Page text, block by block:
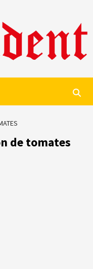
de tomates